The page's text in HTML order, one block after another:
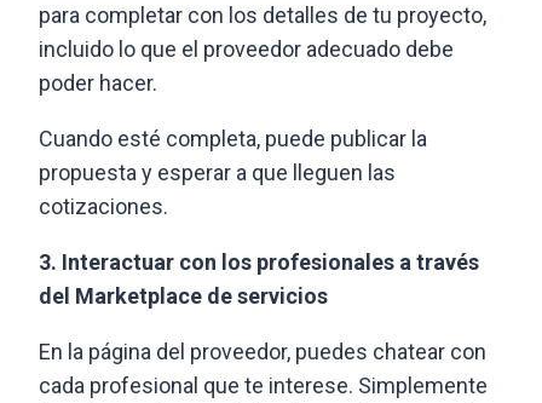
para completar con los detalles de tu proyecto,
incluido lo que el proveedor adecuado debe
poder hacer.
Cuando esté completa, puede publicar la
propuesta y esperar a que lleguen las
cotizaciones.
3. Interactuar con los profesionales a través
del Marketplace de servicios
En la página del proveedor, puedes chatear con
cada profesional que te interese. Simplemente